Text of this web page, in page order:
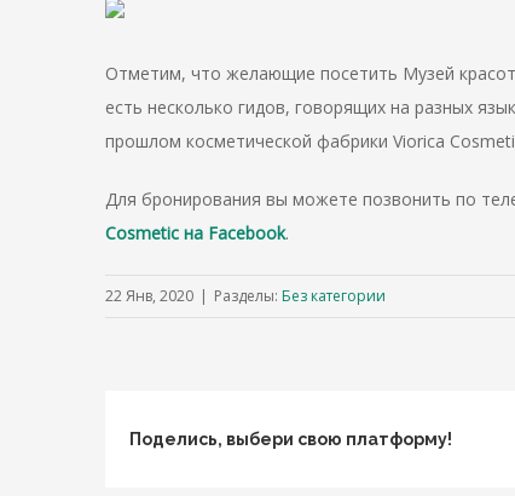
Отметим, что желающие посетить Музей
есть несколько гидов, говорящих на разных
прошлом косметической фабрики Viorica
Для бронирования вы можете позвонить по
Cosmetic на Facebook.
22 Янв, 2020 | Разделы: Без категории
Поделись, выбери свою платформу!